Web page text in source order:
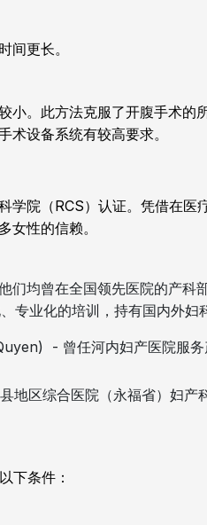
间更长。
小。此方法克服了开腹手术的
术设备系统有较高要求。
学院（RCS）认证。凭借在医
女性的信赖。
们均曾在全国领先医院的产科
专业化的培训，持有国内外妇
- 曾任河内妇产医院服
区综合医院（永福省）妇产
下条件：